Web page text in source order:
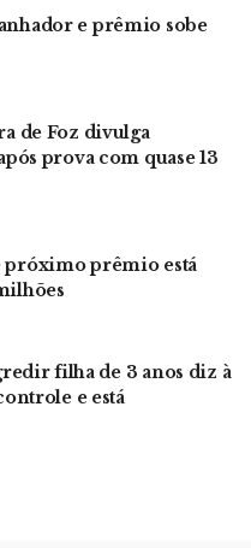
e prêmio sobe
de Foz divulga
prova com quase 13
próximo prêmio está
filha de 3 anos diz à
e está